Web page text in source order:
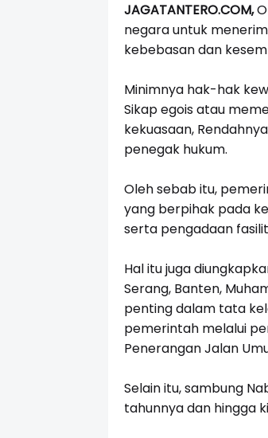
JAGATANTERO.COM,
negara untuk
kebebasan dan
Minimnya hak-hak
Sikap egois atau
kekuasaan,
penegak hukum.
Oleh sebab itu,
yang berpihak pada
serta pengadaan
Hal itu juga
Serang, Banten,
penting dalam tata
pemerintah melalui
Penerangan Jalan
Selain itu, sambung
tahunnya dan hingga